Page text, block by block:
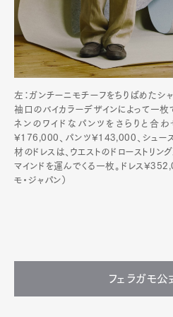
左：ガンチーニモチーフをちりばめたシ
袖口のバイカラーデザインによって一
ネンのワイドなパンツをさらりと合わ
¥176,000、パンツ¥143,000、シュ
材のドレスは、ウエストのドローストリン
マインドを運んでくる一枚。ドレス
モ・ジャパン）
フェラガモ公